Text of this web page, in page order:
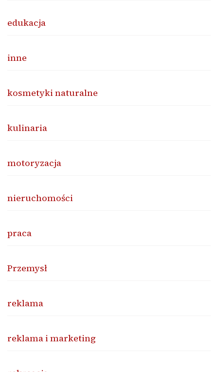
edukacja
inne
kosmetyki naturalne
kulinaria
motoryzacja
nieruchomości
praca
Przemysł
reklama
reklama i marketing